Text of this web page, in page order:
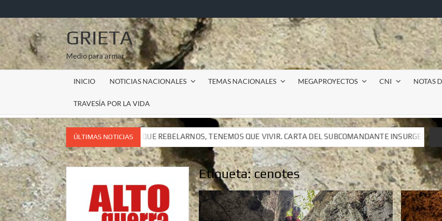
al
contenido
GRIETA
Medio para armar
INICIO NOTICIAS NACIONALES TEMAS NACIONALES MEGAPROYECTOS CNI NOTAS
TRAVESÍA POR LA VIDA
ÚLTIMAS NOTICIAS
QUE REBELARNOS, TENEMOS QUE VIVIR. CARTA DEL SUBCOMANDANTE INSURGENTE MOISÉS A LUIS DE TAVIRA
QUE REBELARNOS, TENEMOS QUE VIVIR. CARTA DEL SUBCOMANDANTE INSURGENTE MOISÉS A LUIS DE TAVIRA
Etiqueta:cenotes